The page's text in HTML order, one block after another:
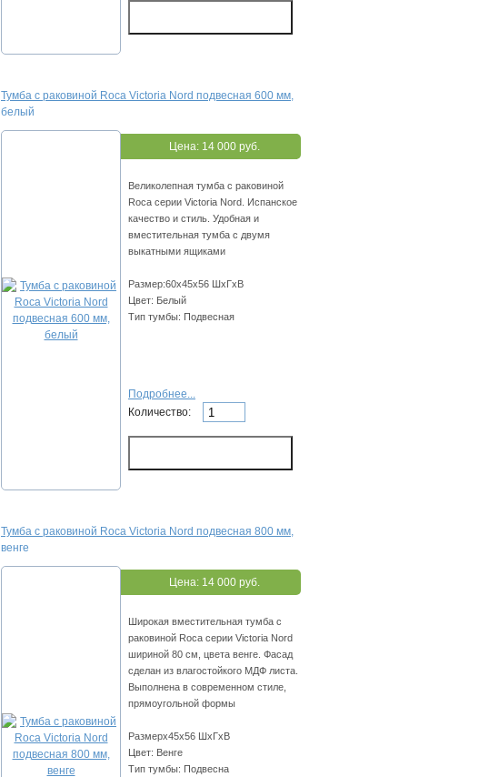
Тумба с раковиной Roca Victoria Nord подвесная 600 мм,
белый
Цена: 14 000 руб.
Великолепная тумба с раковиной
Roca серии Victoria Nord. Испанское
качество и стиль. Удобная и
вместительная тумба с двумя
выкатными ящиками
Размер:60х45х56 ШхГхВ
Цвет: Белый
Тип тумбы: Подвесная
Подробнее...
Количество:
Тумба с раковиной Roca Victoria Nord подвесная 800 мм,
венге
Цена: 14 000 руб.
Широкая вместительная тумба с
раковиной Roca серии Victoria Nord
шириной 80 см, цвета венге. Фасад
сделан из влагостойкого МДФ листа.
Выполнена в современном стиле,
прямоугольной формы
Размерх45х56 ШхГхВ
Цвет: Венге
Тип тумбы: Подвесна